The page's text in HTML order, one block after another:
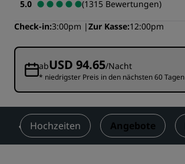
5.0
(1315 Bewertungen)
Check-in 3:00pm Zur Kasse 12:00pm
abUSD 94.65/Nacht
* niedrigster Preis in den nächsten 60 Tagen
Hochzeiten Angebote